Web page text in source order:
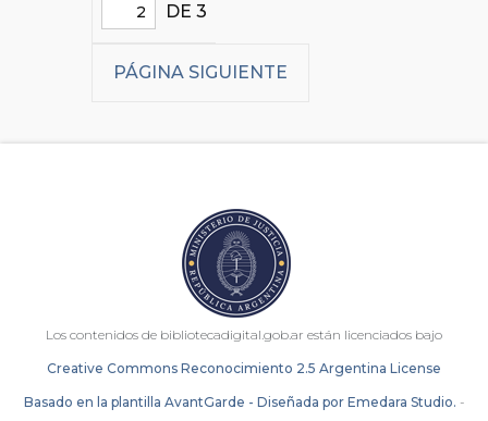
DE 3
PÁGINA SIGUIENTE
Los contenidos de bibliotecadigital.gob.ar están licenciados bajo
Creative Commons Reconocimiento 2.5 Argentina License
Basado en la plantilla AvantGarde - Diseñada por Emedara Studio. -